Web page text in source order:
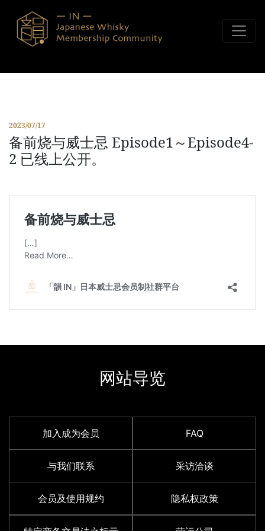
2023/07/17
备前烧与威士忌 Episode1～Episode4-
2 已线上公开。
网站导览
加入成为会员 FAQ
与我们联系 采访洽谈
会员及使用规约 隐私权政策